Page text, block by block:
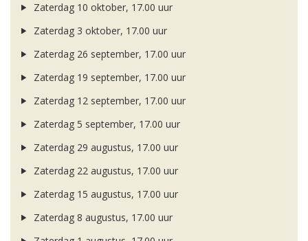
Zaterdag 10 oktober, 17.00 uur
Zaterdag 3 oktober, 17.00 uur
Zaterdag 26 september, 17.00 uur
Zaterdag 19 september, 17.00 uur
Zaterdag 12 september, 17.00 uur
Zaterdag 5 september, 17.00 uur
Zaterdag 29 augustus, 17.00 uur
Zaterdag 22 augustus, 17.00 uur
Zaterdag 15 augustus, 17.00 uur
Zaterdag 8 augustus, 17.00 uur